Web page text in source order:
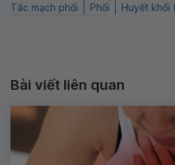
Tắc mạch phổi
Phổi Huyết khối
Bài viết liên quan